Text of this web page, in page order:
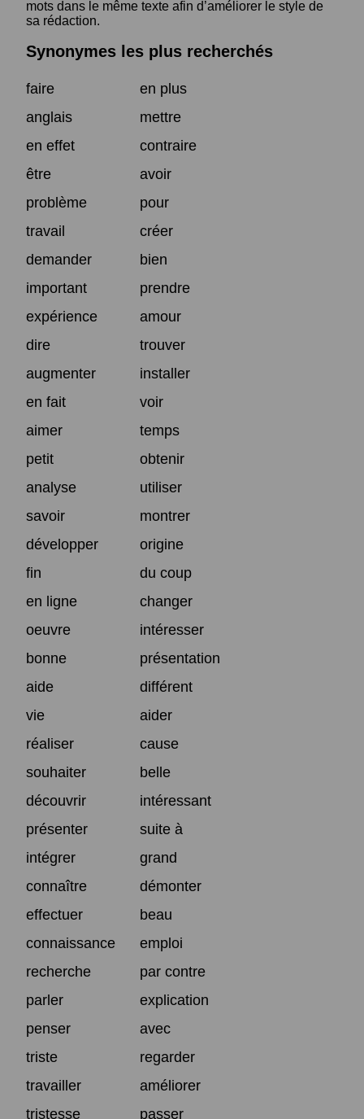
mots dans le même texte afin d’améliorer le style de
sa rédaction.
Synonymes les plus recherchés
faire
en plus
anglais
mettre
en effet
contraire
être
avoir
problème
pour
travail
créer
demander
bien
important
prendre
expérience
amour
dire
trouver
augmenter
installer
en fait
voir
aimer
temps
petit
obtenir
analyse
utiliser
savoir
montrer
développer
origine
fin
du coup
en ligne
changer
oeuvre
intéresser
bonne
présentation
aide
différent
vie
aider
réaliser
cause
souhaiter
belle
découvrir
intéressant
présenter
suite à
intégrer
grand
connaître
démonter
effectuer
beau
connaissance
emploi
recherche
par contre
parler
explication
penser
avec
triste
regarder
travailler
améliorer
tristesse
passer